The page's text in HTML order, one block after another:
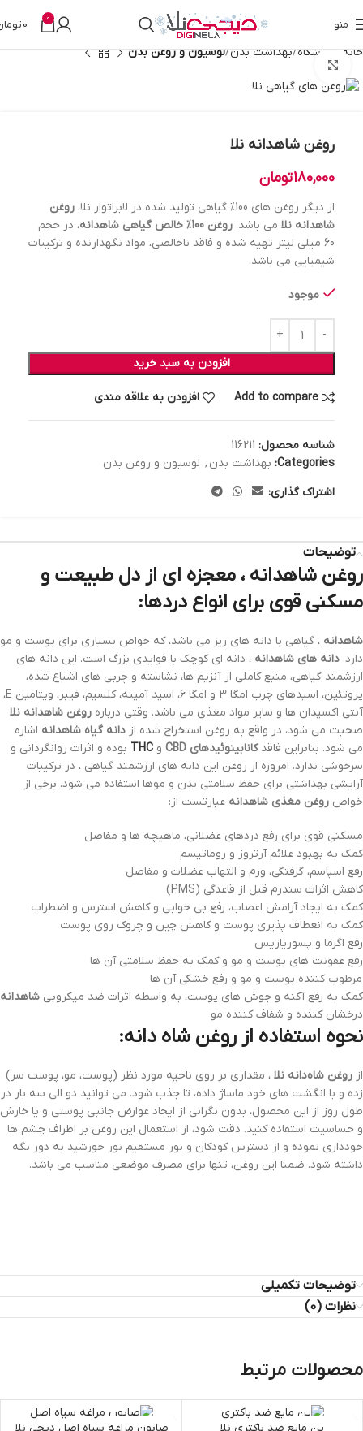
منو 0
0
خانه فروشگاه بهداشت بدن لوسیون و روغن بدن
روغن شاهدانه نلا
180,000تومان
از دیگر روغن های 100% گیاهی تولید شده در لابراتوار نلا،
روغن
شاهدانه نلا می باشد. روغن 100% خالص گیاهی شاهدانه
، در حجم
60 میلی لیتر تهیه شده و فاقد ناخالصی، مواد نگهدارنده و ترکیبات
شیمیایی می باشد.
موجود
افزودن به سبد خرید
Add to compare افزودن به علاقه مندی
شناسه محصول: 116211
Categories: بهداشت بدن , لوسیون و روغن بدن
اشتراک گذاری:
توضیحات
روغن شاهدانه ، معجزه ای از دل طبیعت و
مسکنی قوی برای انواع دردها:
شاهدانه ، گیاهی با دانه های ریز می باشد، که خواص بسیاری برای پوست و مو
دارد. دانه های شاهدانه ، دانه ای کوچک با فوایدی بزرگ است. این دانه های
ارزشمند گیاهی، منبع کاملی از آنزیم ها، نشاسته و چربی های اشباع شده،
پروتئین، اسیدهای چرب امگا 3 و امگا 6، اسید آمینه، کلسیم، فیبر، ویتامین E،
آنتی اکسیدان ها و سایر مواد مغذی می باشد. وقتی درباره روغن شاهدانه نلا
صحبت می شود، در واقع به روغن استخراج شده از دانه گیاه شاهدانه اشاره
می شود. بنابراین فاقدکانابینوئیدهای CBD و THC بوده و اثرات روانگردانی و
سرخوشی ندارد. امروزه از روغن این دانه های ارزشمند گیاهی ، در ترکیبات
آرایشی بهداشتی برای حفظ سلامتی بدن و موها استفاده می شود. برخی از
خواص روغن مغذی شاهدانه عبارتست از:
مسکنی قوی برای رفع دردهای عضلانی، ماهیچه ها و مفاصل
کمک به بهبود علائم آرتروز و روماتیسم
رفع اسپاسم، گرفتگی، ورم و التهاب عضلات و مفاصل
کاهش اثرات سندرم قبل از قاعدگی (PMS)
کمک به ایجاد آرامش اعصاب، رفع بی خوابی و کاهش استرس و اضطراب
کمک به انعطاف پذیری پوست و کاهش چین و چروک روی پوست
رفع اگزما و پسوریازیس
رفع عفونت های پوست و مو و کمک به حفظ سلامتی آن ها
مرطوب کننده پوست و مو و رفع خشکی آن ها
کمک به رفع آکنه و جوش های پوست، به واسطه اثرات ضد میکروبی شاهدانه
درخشان کننده و شفاف کننده مو
نحوه استفاده از روغن شاه دانه:
از روغن شاه‌دانه نلا ، مقداری بر روی ناحیه مورد نظر (پوست، مو، پوست سر)
زده و با انگشت های خود ماساژ داده، تا جذب شود. می توانید دو الی سه بار در
طول روز از این محصول، بدون نگرانی از ایجاد عوارض جانبی پوستی و یا خارش
و حساسیت استفاده کنید. دقت شود، از استعمال این روغن بر اطراف چشم ها
خودداری نموده و از دسترس کودکان و نور مستقیم نور خورشید به دور نگه
داشته شود. ضمنا این روغن، تنها برای مصرف موضعی مناسب می باشد.
توضیحات تکمیلی
نظرات (0)
محصولات مرتبط
اتمام موجودی
پن مایع ضد باکتری نلا اتمام موجودی
صابون مراغه سیاه اصل دیجی نلا